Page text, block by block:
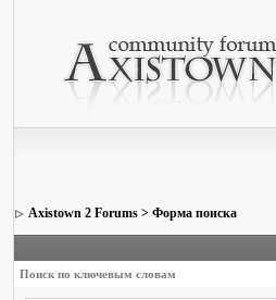
Axistown 2 Forums > Форма поиска
Поиск по ключевым словам